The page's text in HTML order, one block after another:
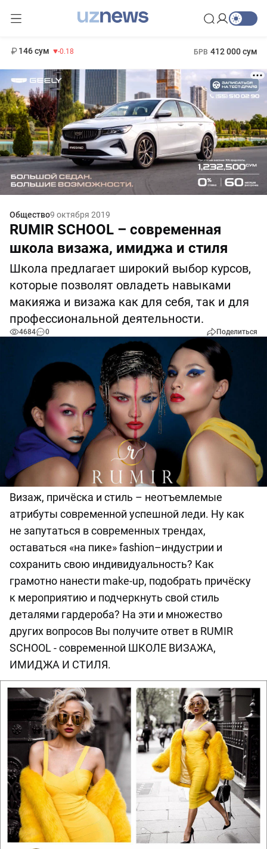
146 сум -0.18 БРВ 412 000 сум
Общество9 октября 2019
RUMIR SCHOOL – современная
школа визажа, имиджа и стиля
Школа предлагает широкий выбор курсов,
которые позволят овладеть навыками
макияжа и визажа как для себя, так и для
профессиональной деятельности.
4684 0 Поделиться
Визаж, причёска и стиль – неотъемлемые
атрибуты современной успешной леди. Ну как
не запутаться в современных трендах,
оставаться «на пике» fashion–индустрии и
сохранить свою индивидуальность? Как
грамотно нанести make-up, подобрать причёску
к мероприятию и подчеркнуть свой стиль
деталями гардероба? На эти и множество
других вопросов Вы получите ответ в RUMIR
SCHOOL - современной ШКОЛЕ ВИЗАЖА,
ИМИДЖА И СТИЛЯ.